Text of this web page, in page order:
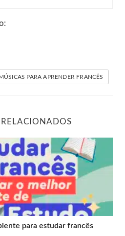
PARA APRENDER FRANCÊS
para estudar francês
para estudar francês